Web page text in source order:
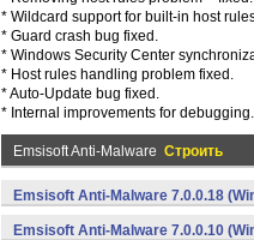
* Wildcard support for built-in host
* Guard crash bug fixed.
* Windows Security Center
* Host rules handling problem fixed.
* Auto-Update bug fixed.
* Internal improvements for debugging.
Emsisoft Anti-Malware Строить
Emsisoft Anti-Malware 7.0.0.18
Emsisoft Anti-Malware 7.0.0.10